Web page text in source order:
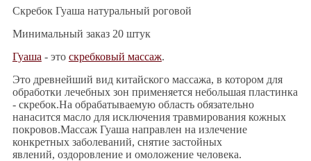
Скребок Гуаша натуральный роговой
Минимальный заказ 20 штук
Гуаша - это скребковый массаж.
Это древнейший вид китайского массажа, в котором для
обработки лечебных зон применяется небольшая пластинка
- скребок.На обрабатываемую область обязательно
нанасится масло для исключения травмирования кожных
покровов.Массаж Гуаша направлен на излечение
конкретных заболеваний, снятие застойных
явлений, оздоровление и омоложение человека.